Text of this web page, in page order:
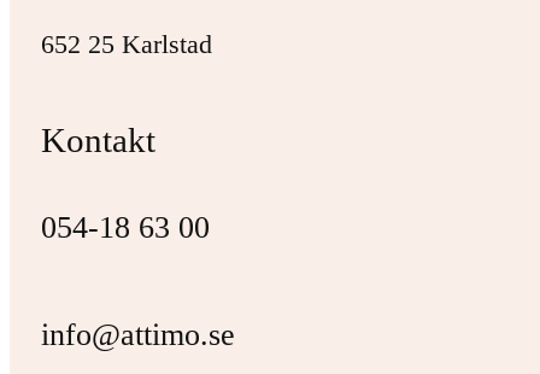
652 25 Karlstad
Kontakt
054-18 63 00
info@attimo.se